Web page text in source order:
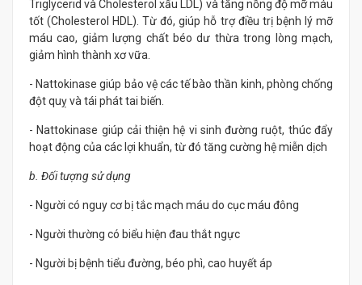
Triglycerid và Cholesterol xấu LDL) và tăng nồng độ mỡ máu
tốt (Cholesterol HDL). Từ đó, giúp hỗ trợ điều trị bệnh lý mỡ
máu cao, giảm lượng chất béo dư thừa trong lòng mạch,
giảm hình thành xơ vữa.
- Nattokinase giúp bảo vệ các tế bào thần kinh, phòng chống
đột quỵ và tái phát tai biến.
- Nattokinase giúp cải thiện hệ vi sinh đường ruột, thúc đẩy
hoạt động của các lợi khuẩn, từ đó tăng cường hệ miễn dịch
b. Đối tượng sử dụng
- Người có nguy cơ bị tắc mạch máu do cục máu đông
- Người thường có biểu hiện đau thắt ngực
- Người bị bệnh tiểu đường, béo phì, cao huyết áp